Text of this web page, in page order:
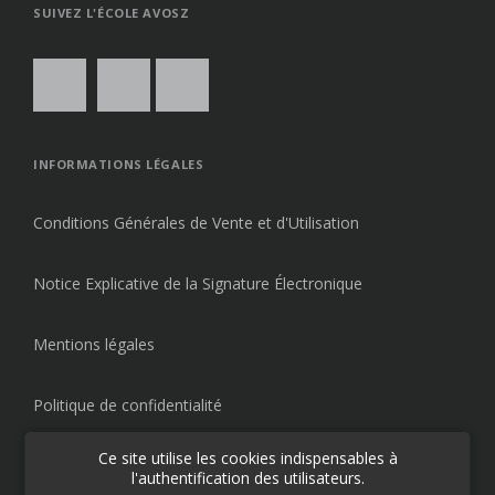
SUIVEZ L'ÉCOLE AVOSZ
INFORMATIONS LÉGALES
Conditions Générales de Vente et d'Utilisation
Notice Explicative de la Signature Électronique
Mentions légales
Politique de confidentialité
Ce site utilise les cookies indispensables à
l'authentification des utilisateurs.